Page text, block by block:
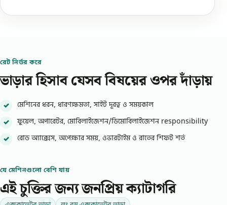
রেট নির্ভর করে
ভাড়ার হিসাব যেসব বিষয়ের ওপর দাঁড়ায়
মেশিনের ধরন, ধারণক্ষমতা, সাইট দূরত্ব ও সময়কাল
ফুয়েল, অপারেটর, মোবিলাইজেশন/ডিমোবিলাইজেশন responsibility
রোড অ্যাক্সেস, অপেক্ষার সময়, ওভারটাইম ও রাতের শিফট শর্ত
যে মেশিনগুলো বেশি যায়
এই চুক্তির জন্য জনপ্রিয় ক্যাটাগরি